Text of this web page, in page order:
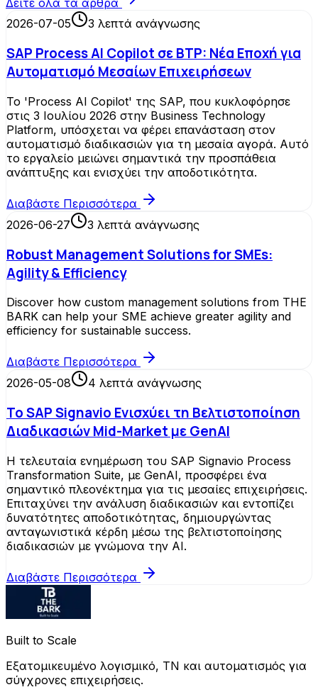
Δείτε όλα τα άρθρα
2026-07-05
3 λεπτά ανάγνωσης
SAP Process AI Copilot σε BTP: Νέα Εποχή για
Αυτοματισμό Μεσαίων Επιχειρήσεων
Το 'Process AI Copilot' της SAP, που κυκλοφόρησε
στις 3 Ιουλίου 2026 στην Business Technology
Platform, υπόσχεται να φέρει επανάσταση στον
αυτοματισμό διαδικασιών για τη μεσαία αγορά. Αυτό
το εργαλείο μειώνει σημαντικά την προσπάθεια
ανάπτυξης και ενισχύει την αποδοτικότητα.
Διαβάστε Περισσότερα
2026-06-27
3 λεπτά ανάγνωσης
Robust Management Solutions for SMEs:
Agility & Efficiency
Discover how custom management solutions from THE
BARK can help your SME achieve greater agility and
efficiency for sustainable success.
Διαβάστε Περισσότερα
2026-05-08
4 λεπτά ανάγνωσης
Το SAP Signavio Ενισχύει τη Βελτιστοποίηση
Διαδικασιών Mid-Market με GenAI
Η τελευταία ενημέρωση του SAP Signavio Process
Transformation Suite, με GenAI, προσφέρει ένα
σημαντικό πλεονέκτημα για τις μεσαίες επιχειρήσεις.
Επιταχύνει την ανάλυση διαδικασιών και εντοπίζει
δυνατότητες αποδοτικότητας, δημιουργώντας
ανταγωνιστικά κέρδη μέσω της βελτιστοποίησης
διαδικασιών με γνώμονα την AI.
Διαβάστε Περισσότερα
Built to Scale
Εξατομικευμένο λογισμικό, ΤΝ και αυτοματισμός για
σύγχρονες επιχειρήσεις.